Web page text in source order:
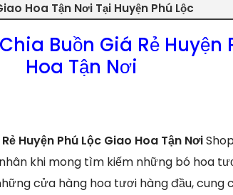
Hoa Tận Nơi Tại Huyện Phú Lộc
Buồn Giá Rẻ Huyện
Hoa Tận Nơi
Huyện Phú Lộc Giao Hoa Tận Nơi
khi mong tìm kiếm những bó hoa
cửa hàng hoa tươi hàng đầu, cung